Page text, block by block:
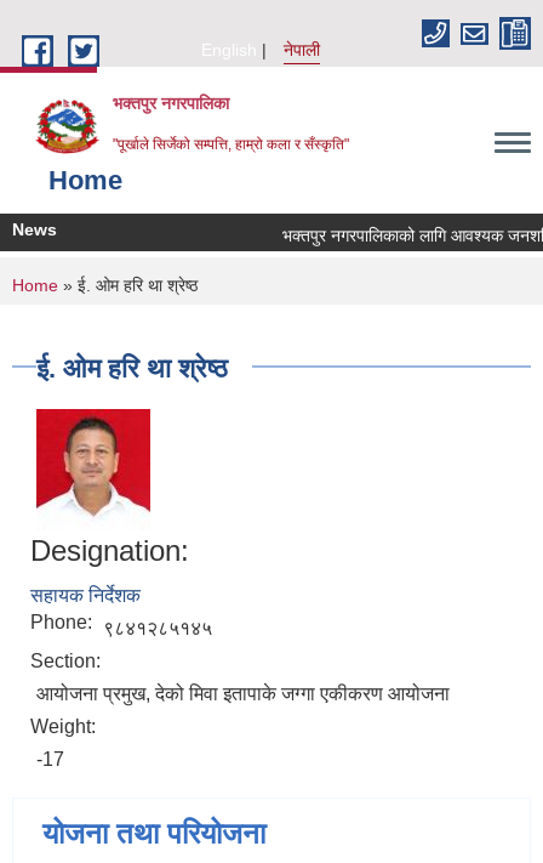
English
नेपाली
भक्तपुर नगरपालिका
"पूर्खाले सिर्जेको सम्पत्ति, हाम्रो कला र सँस्कृति"
Home
News भक्तपुर नगरपालिकाको लागि आवश्यक
You are here
Home » ई. ओम हरि था श्रेष्ठ
ई. ओम हरि था श्रेष्ठ
Designation:
सहायक निर्देशक
Phone:
९८४१२८५१४५
Section:
आयोजना प्रमुख, देको मिवा इतापाके जग्गा एकीकरण आयोजना
Weight:
-17
योजना तथा परियोजना